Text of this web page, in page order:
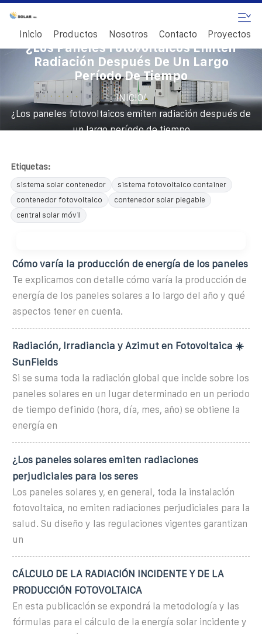
Inicio Productos Nosotros Contacto Proyectos
¿Los Paneles Fotovoltaicos Emiten
Radiación Después De Un Largo
Período De Tiempo
INICIO/
¿Los paneles fotovoltaicos emiten radiación después de
un largo período de tiempo
Etiquetas:
sistema solar contenedor
sistema fotovoltaico container
contenedor fotovoltaico
contenedor solar plegable
central solar móvil
Cómo varía la producción de energía de los paneles
Te explicamos con detalle cómo varía la producción de
energía de los paneles solares a lo largo del año y qué
aspectos tener en cuenta.
Radiación, Irradiancia y Azimut en Fotovoltaica ☀️
SunFields
Si se suma toda la radiación global que incide sobre los
paneles solares en un lugar determinado en un periodo
de tiempo definido (hora, día, mes, año) se obtiene la
energía en
¿Los paneles solares emiten radiaciones
perjudiciales para los seres
Los paneles solares y, en general, toda la instalación
fotovoltaica, no emiten radiaciones perjudiciales para la
salud. Su diseño y las regulaciones vigentes garantizan
un
CÁLCULO DE LA RADIACIÓN INCIDENTE Y DE LA
PRODUCCIÓN FOTOVOLTAICA
En esta publicación se expondrá la metodología y las
fórmulas para el cálculo de la energía solar incidente y